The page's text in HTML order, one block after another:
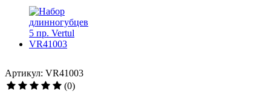
Артикул: VR41003
(0)